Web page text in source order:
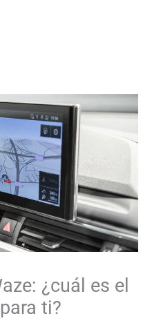
¿cuál es el
ti?